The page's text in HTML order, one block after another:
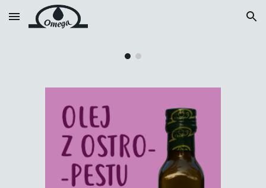
Skip to main content Skip to navigation